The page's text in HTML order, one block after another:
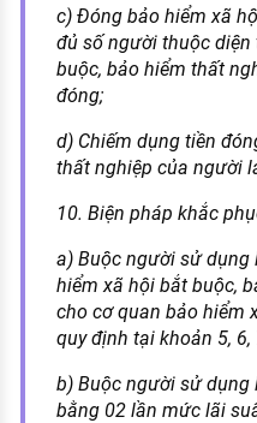
c) Đóng bảo hiểm xã
đủ số người thuộc
buộc, bảo hiểm thất
đóng;
d) Chiếm dụng tiền
thất nghiệp của người
10. Biện pháp khắc
a) Buộc người sử dụng
hiểm xã hội bắt buộc,
cho cơ quan bảo hiểm
quy định tại khoản 5, 6,
b) Buộc người sử
bằng 02 lần mức lãi